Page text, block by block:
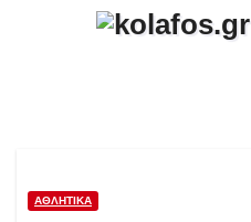
ΑΘΛΗΤΙΚΆ